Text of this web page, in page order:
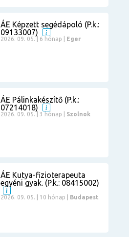
ÁE Képzett segédápoló (P.k.:
09133007)
2026. 09. 05. | 6 hónap | Eger
ÁE Pálinkakészítő (P.k.:
07214018)
2026. 09. 05. | 3 hónap | Szolnok
ÁE Kutya-fizioterapeuta
egyéni gyak. (P.k.: 08415002)
2026. 09. 05. | 10 hónap | Budapest